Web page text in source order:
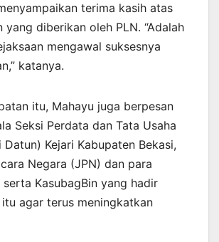
terima kasih atas
yang diberikan oleh PLN. “Adalah
mengawal suksesnya
katanya.
itu, Mahayu juga berpesan
Seksi Perdata dan Tata Usaha
Datun) Kejari Kabupaten Bekasi,
Negara (JPN) dan para
serta KasubagBin yang hadir
agar terus meningkatkan